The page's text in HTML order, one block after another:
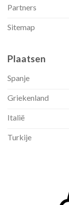
Partners
Sitemap
Plaatsen
Spanje
Griekenland
Italië
Turkije